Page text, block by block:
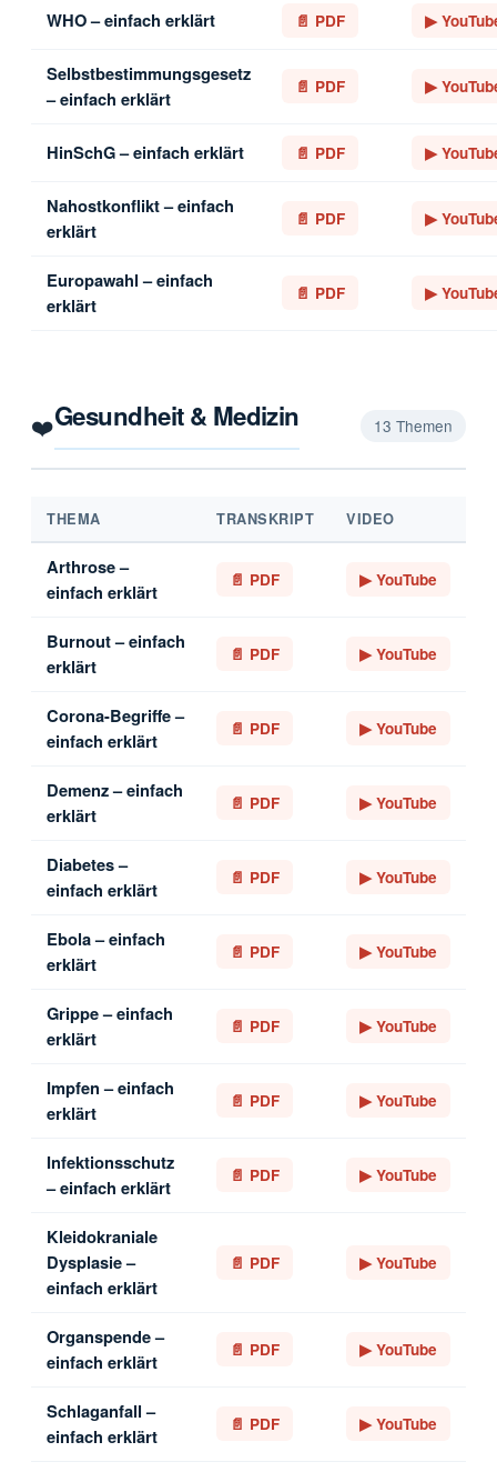
WHO – einfach erklärt 📄 PDF ▶
Selbstbestimmungsgesetz
– einfach erklärt
📄 PDF ▶
HinSchG – einfach erklärt 📄 PDF ▶
Nahostkonflikt – einfach
erklärt
📄 PDF ▶
Europawahl – einfach
erklärt
📄 PDF ▶
❤️Gesundheit & Medizin 13 Themen
THEMA TRANSKRIPT VIDEO
Arthrose –
einfach erklärt
📄 PDF ▶ YouTube
Burnout – einfach
erklärt
📄 PDF ▶ YouTube
Corona-Begriffe –
einfach erklärt
📄 PDF ▶ YouTube
Demenz – einfach
erklärt
📄 PDF ▶ YouTube
Diabetes –
einfach erklärt
📄 PDF ▶ YouTube
Ebola – einfach
erklärt
📄 PDF ▶ YouTube
Grippe – einfach
erklärt
📄 PDF ▶ YouTube
Impfen – einfach
erklärt
📄 PDF ▶ YouTube
Infektionsschutz
– einfach erklärt
📄 PDF ▶ YouTube
Kleidokraniale
Dysplasie –
einfach erklärt
📄 PDF ▶ YouTube
Organspende –
einfach erklärt
📄 PDF ▶ YouTube
Schlaganfall –
einfach erklärt
📄 PDF ▶ YouTube